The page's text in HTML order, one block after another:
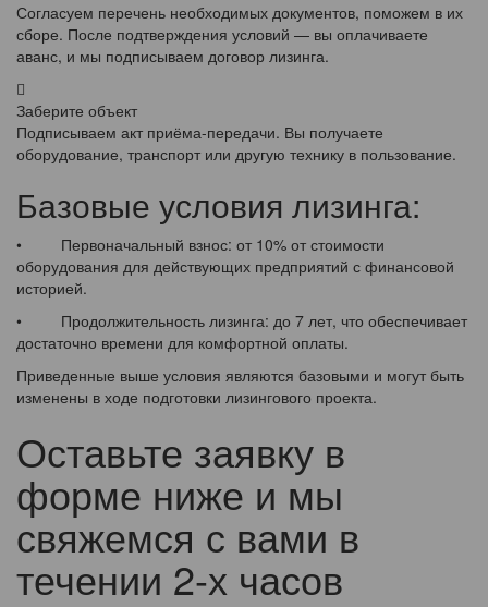
Согласуем перечень необходимых документов, поможем в их
сборе. После подтверждения условий — вы оплачиваете
аванс, и мы подписываем договор лизинга.
Заберите объект
Подписываем акт приёма-передачи. Вы получаете
оборудование, транспорт или другую технику в пользование.
Базовые условия лизинга:
• Первоначальный взнос: от 10% от стоимости
оборудования для действующих предприятий с финансовой
историей.
• Продолжительность лизинга: до 7 лет, что обеспечивает
достаточно времени для комфортной оплаты.
Приведенные выше условия являются базовыми и могут быть
изменены в ходе подготовки лизингового проекта.
Оставьте заявку в
форме ниже и мы
свяжемся с вами в
течении 2-х часов